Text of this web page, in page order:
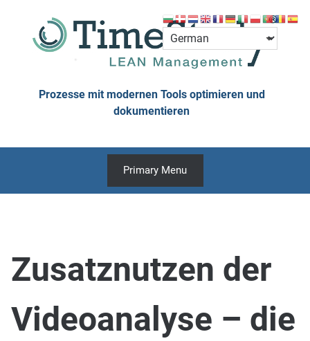
content
Prozesse mit modernen Tools optimieren und
dokumentieren
Primary Menu
Zusatznutzen der
Videoanalyse – die